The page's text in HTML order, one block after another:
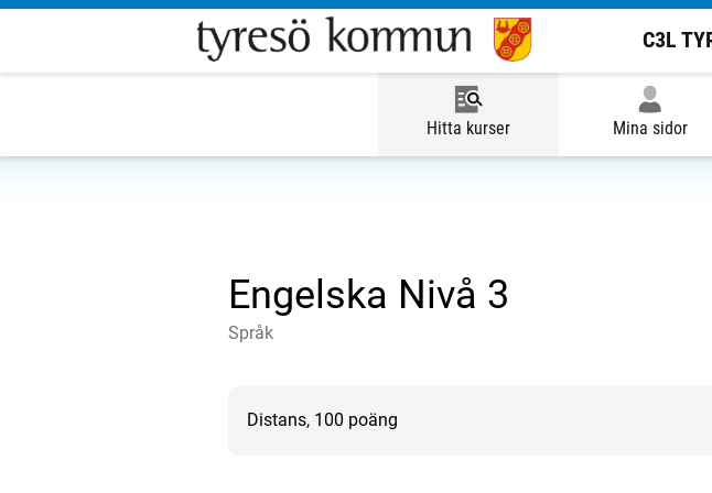
C3L
Hitta kurser Mina sidor
Engelska Nivå 3
Språk
Distans, 100 poäng